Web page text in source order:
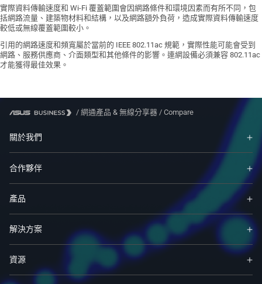
實際資料傳輸速度和 Wi-Fi 覆蓋範圍會因網路條件和環境因素而有所不同，包
括網路流量、建築物材料和結構，以及網路額外負荷，造成實際資料傳輸速度
較低或無線覆蓋範圍較小。
引用的網路速度和頻寬屬於當前的 IEEE 802.11ac 規範，實際性能可能會受到
網路、服務供應商、介面類型和其他條件的影響。連網設備必須兼容 802.11ac
才能獲得最佳效果。
/ 網通產品 & 無線分享器 / Compare
關於我們
合作夥伴
產品
解決方案
資源